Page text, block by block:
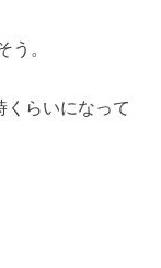
う。
くらいになって